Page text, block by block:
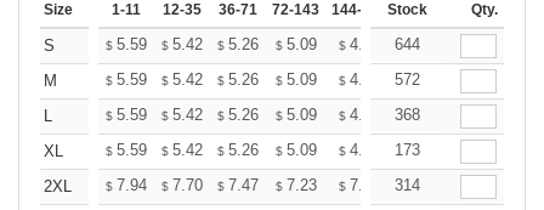
Size 1-11 12-35 36-71 72-143 144-287 288 + More
Stock Qty.
S $ 5.59 $ 5.42 $ 5.26 $ 5.09 $ 4.93 $4.84
644
M
$ 5.59 $ 5.42 $ 5.26 $ 5.09 $ 4.93 $4.84
572
L
$ 5.59 $ 5.42 $ 5.26 $ 5.09 $ 4.93 $4.84
368
XL
$ 5.59 $ 5.42 $ 5.26 $ 5.09 $ 4.93 $4.84
173
2XL
$ 7.94 $ 7.70 $ 7.47 $ 7.23 $ 7.00 $ 6.88
314